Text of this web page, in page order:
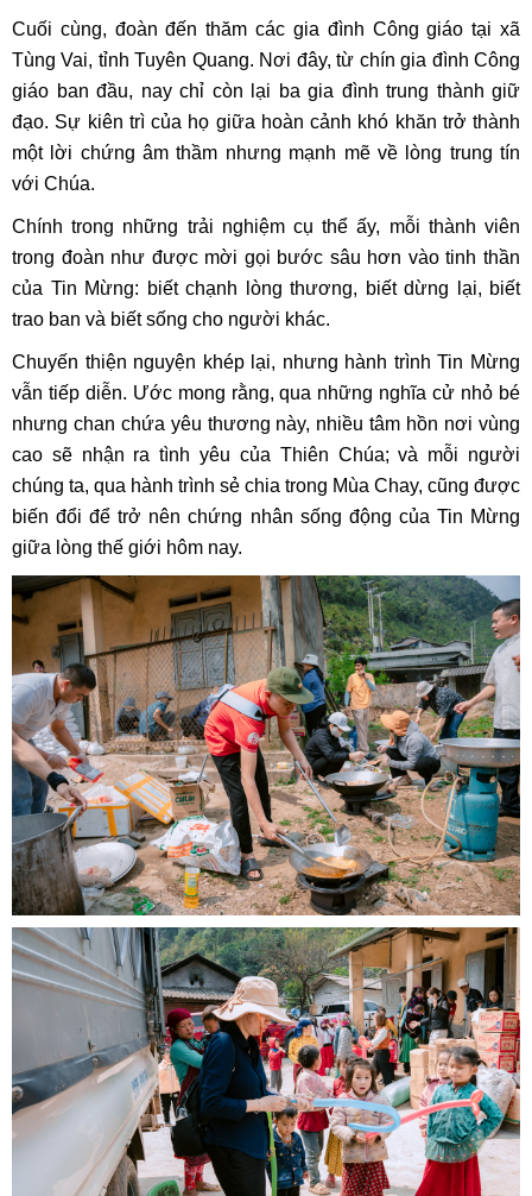
Cuối cùng, đoàn đến thăm các gia đình Công giáo tại xã
Tùng Vai, tỉnh Tuyên Quang. Nơi đây, từ chín gia đình Công
giáo ban đầu, nay chỉ còn lại ba gia đình trung thành giữ
đạo. Sự kiên trì của họ giữa hoàn cảnh khó khăn trở thành
một lời chứng âm thầm nhưng mạnh mẽ về lòng trung tín
với Chúa.
Chính trong những trải nghiệm cụ thể ấy, mỗi thành viên
trong đoàn như được mời gọi bước sâu hơn vào tinh thần
của Tin Mừng: biết chạnh lòng thương, biết dừng lại, biết
trao ban và biết sống cho người khác.
Chuyến thiện nguyện khép lại, nhưng hành trình Tin Mừng
vẫn tiếp diễn. Ước mong rằng, qua những nghĩa cử nhỏ bé
nhưng chan chứa yêu thương này, nhiều tâm hồn nơi vùng
cao sẽ nhận ra tình yêu của Thiên Chúa; và mỗi người
chúng ta, qua hành trình sẻ chia trong Mùa Chay, cũng được
biến đổi để trở nên chứng nhân sống động của Tin Mừng
giữa lòng thế giới hôm nay.